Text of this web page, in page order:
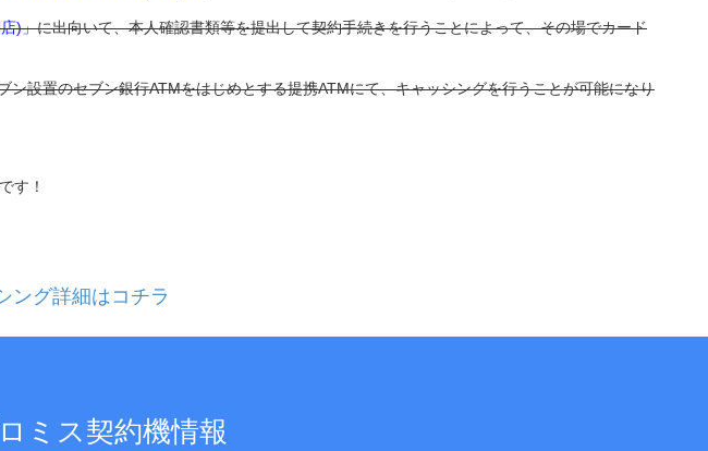
)」に出向いて、本人確認書類等を提出して契約手続きを行うことによって、その場でカード
設置のセブン銀行ATMをはじめとする提携ATMにて、キャッシングを行うことが可能になり
す！
ング詳細はコチラ
ミス契約機情報